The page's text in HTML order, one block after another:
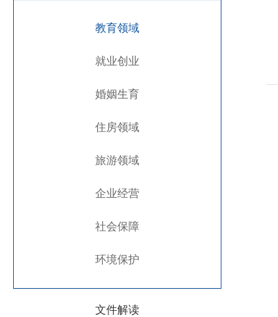
教育领域
就业创业
婚姻生育
住房领域
旅游领域
企业经营
社会保障
环境保护
文件解读